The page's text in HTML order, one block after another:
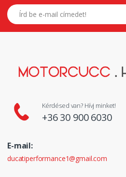
E-mail címed
Kérdésed van? Hívj minket!
+36 30 900 6030
E-mail:
ducatiperformance1@gmail.com